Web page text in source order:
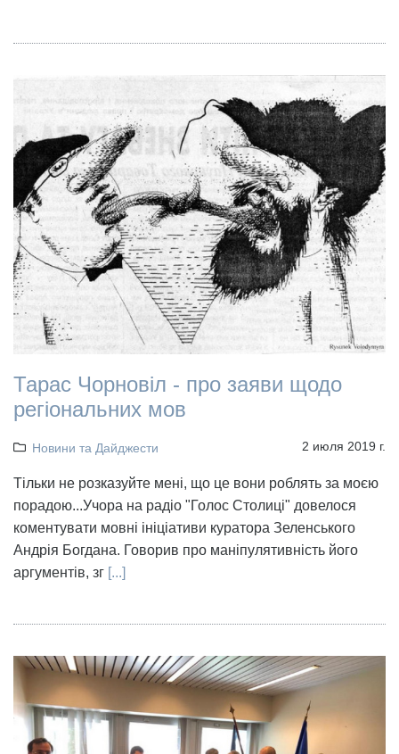
Тарас Чорновіл - про заяви щодо
регіональних мов
Новини та Дайджести 2 июля 2019 г.
Тільки не розказуйте мені, що це вони роблять за моєю
порадою...Учора на радіо "Голос Столиці" довелося
коментувати мовні ініціативи куратора Зеленського
Андрія Богдана. Говорив про маніпулятивність його
аргументів, зг [...]